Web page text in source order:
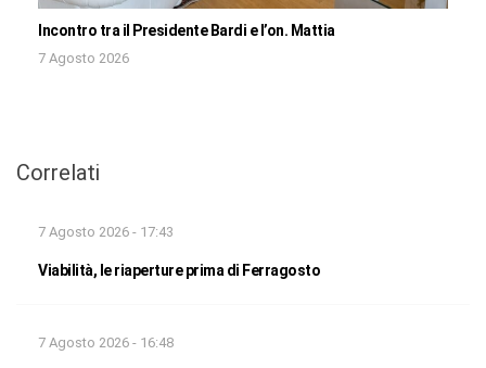
Incontro tra il Presidente Bardi e l’on. Mattia
7 Agosto 2026
Correlati
7 Agosto 2026 - 17:43
Viabilità, le riaperture prima di Ferragosto
7 Agosto 2026 - 16:48